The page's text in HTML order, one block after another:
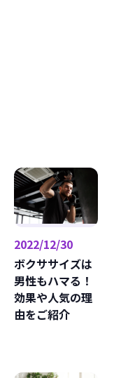
2022/12/30
ボクササイズは
男性もハマる！
効果や人気の理
由をご紹介